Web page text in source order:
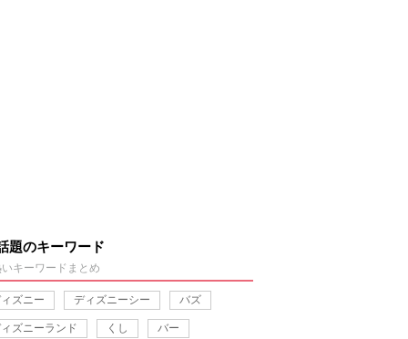
題のキーワード
キーワードまとめ
ズニー ディズニーシー バズ
ズニーランド くし バー